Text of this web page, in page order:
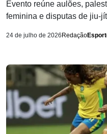
Evento reúne aulões,
feminina e disputas de jiu-
24 de julho de 2026Redação